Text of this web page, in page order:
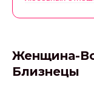
Женщина-
Близнецы